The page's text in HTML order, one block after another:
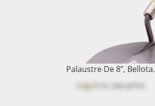
Palaustre De 8”, Bellota.
Log into see price